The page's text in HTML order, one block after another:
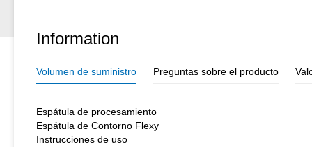
Information
Volumen de suministro Preguntas sobre el producto
Espátula de procesamiento
Espátula de Contorno Flexy
Instrucciones de uso